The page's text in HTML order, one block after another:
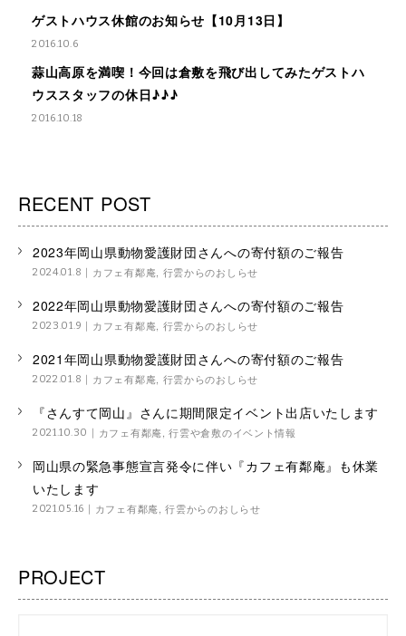
ゲストハウス休館のお知らせ【10月13日】
2016.10.6
蒜山高原を満喫！今回は倉敷を飛び出してみたゲストハ
ウススタッフの休日♪♪♪
2016.10.18
RECENT POST
2023年岡山県動物愛護財団さんへの寄付額のご報告
2024.01.8 カフェ有鄰庵, 行雲からのおしらせ
2022年岡山県動物愛護財団さんへの寄付額のご報告
2023.01.9 カフェ有鄰庵, 行雲からのおしらせ
2021年岡山県動物愛護財団さんへの寄付額のご報告
2022.01.8 カフェ有鄰庵, 行雲からのおしらせ
『さんすて岡山』さんに期間限定イベント出店いたします
2021.10.30 カフェ有鄰庵,行雲や倉敷のイベント情報
岡山県の緊急事態宣言発令に伴い『カフェ有鄰庵』も休業
いたします
2021.05.16 カフェ有鄰庵,行雲からのおしらせ
PROJECT